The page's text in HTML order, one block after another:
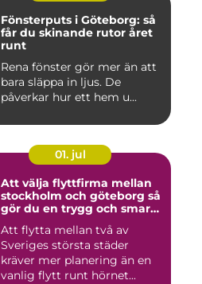
Fönsterputs i Göteborg: så
får du skinande rutor året
runt
Rena fönster gör mer än att
bara släppa in ljus. De
påverkar hur ett hem u...
01. jul
Att välja flyttfirma mellan
stockholm och göteborg så
gör du en trygg och smart
Att flytta mellan två av
Sveriges största städer
kräver mer planering än en
vanlig flytt runt hörnet...